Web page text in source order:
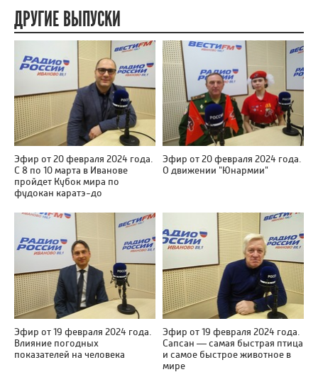
ДРУГИЕ ВЫПУСКИ
Эфир от 20 февраля 2024 года.
С 8 по 10 марта в Иванове
пройдет Кубок мира по
фудокан каратэ-до
Эфир от 20 февраля 2024 года.
О движении "Юнармии"
Эфир от 19 февраля 2024 года.
Влияние погодных
показателей на человека
Эфир от 19 февраля 2024 года.
Сапсан — самая быстрая птица
и самое быстрое животное в
мире